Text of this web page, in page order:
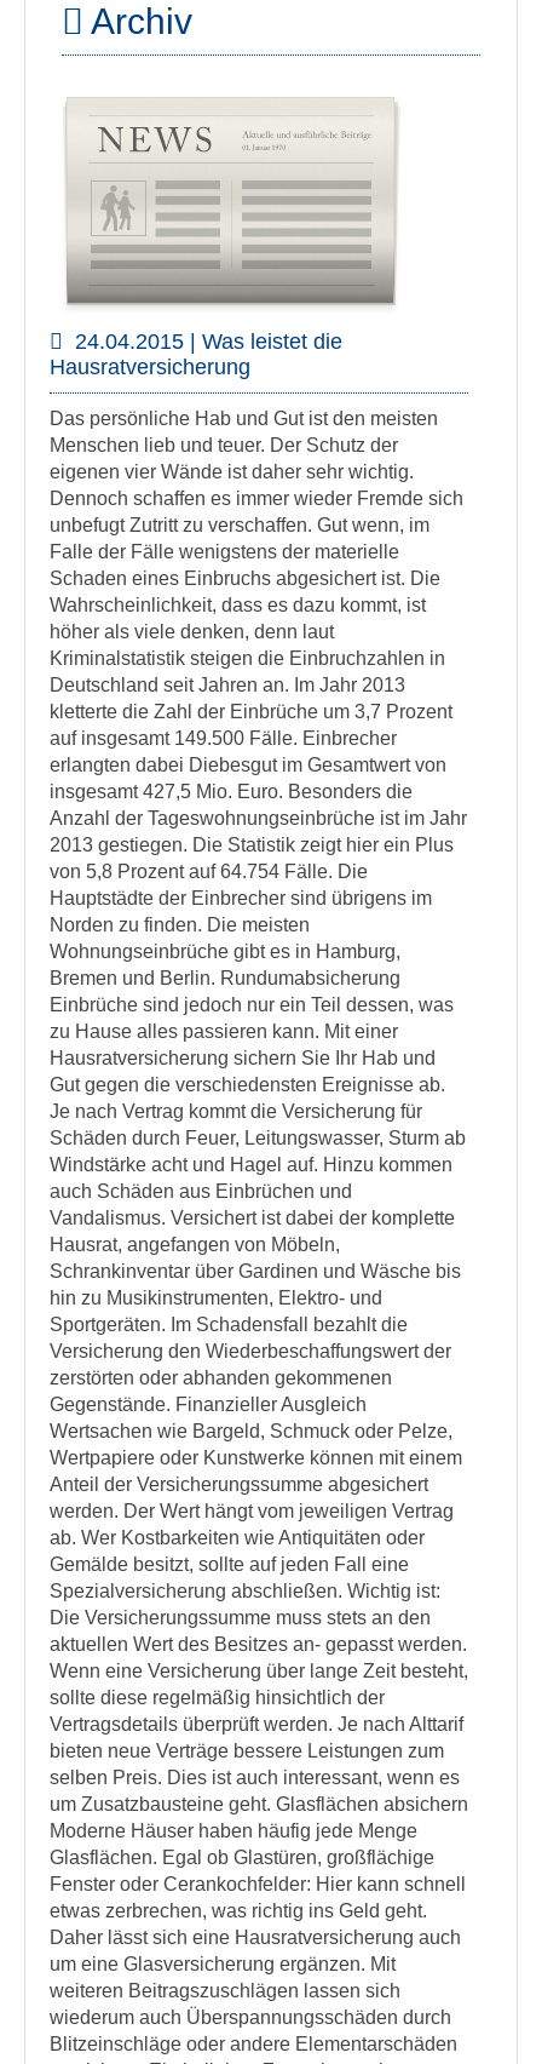
Archiv
24.04.2015 | Was leistet die
Hausratversicherung
Das persönliche Hab und Gut ist den meisten
Menschen lieb und teuer. Der Schutz der
eigenen vier Wände ist daher sehr wichtig.
Dennoch schaffen es immer wieder Fremde sich
unbefugt Zutritt zu verschaffen. Gut wenn, im
Falle der Fälle wenigstens der materielle
Schaden eines Einbruchs abgesichert ist. Die
Wahrscheinlichkeit, dass es dazu kommt, ist
höher als viele denken, denn laut
Kriminalstatistik steigen die Einbruchzahlen in
Deutschland seit Jahren an. Im Jahr 2013
kletterte die Zahl der Einbrüche um 3,7 Prozent
auf insgesamt 149.500 Fälle. Einbrecher
erlangten dabei Diebesgut im Gesamtwert von
insgesamt 427,5 Mio. Euro. Besonders die
Anzahl der Tageswohnungseinbrüche ist im Jahr
2013 gestiegen. Die Statistik zeigt hier ein Plus
von 5,8 Prozent auf 64.754 Fälle. Die
Hauptstädte der Einbrecher sind übrigens im
Norden zu finden. Die meisten
Wohnungseinbrüche gibt es in Hamburg,
Bremen und Berlin. Rundumabsicherung
Einbrüche sind jedoch nur ein Teil dessen, was
zu Hause alles passieren kann. Mit einer
Hausratversicherung sichern Sie Ihr Hab und
Gut gegen die verschiedensten Ereignisse ab.
Je nach Vertrag kommt die Versicherung für
Schäden durch Feuer, Leitungswasser, Sturm ab
Windstärke acht und Hagel auf. Hinzu kommen
auch Schäden aus Einbrüchen und
Vandalismus. Versichert ist dabei der komplette
Hausrat, angefangen von Möbeln,
Schrankinventar über Gardinen und Wäsche bis
hin zu Musikinstrumenten, Elektro- und
Sportgeräten. Im Schadensfall bezahlt die
Versicherung den Wiederbeschaffungswert der
zerstörten oder abhanden gekommenen
Gegenstände. Finanzieller Ausgleich
Wertsachen wie Bargeld, Schmuck oder Pelze,
Wertpapiere oder Kunstwerke können mit einem
Anteil der Versicherungssumme abgesichert
werden. Der Wert hängt vom jeweiligen Vertrag
ab. Wer Kostbarkeiten wie Antiquitäten oder
Gemälde besitzt, sollte auf jeden Fall eine
Spezialversicherung abschließen. Wichtig ist:
Die Versicherungssumme muss stets an den
aktuellen Wert des Besitzes an- gepasst werden.
Wenn eine Versicherung über lange Zeit besteht,
sollte diese regelmäßig hinsichtlich der
Vertragsdetails überprüft werden. Je nach Alttarif
bieten neue Verträge bessere Leistungen zum
selben Preis. Dies ist auch interessant, wenn es
um Zusatzbausteine geht. Glasflächen absichern
Moderne Häuser haben häufig jede Menge
Glasflächen. Egal ob Glastüren, großflächige
Fenster oder Cerankochfelder: Hier kann schnell
etwas zerbrechen, was richtig ins Geld geht.
Daher lässt sich eine Hausratversicherung auch
um eine Glasversicherung ergänzen. Mit
weiteren Beitragszuschlägen lassen sich
wiederum auch Überspannungsschäden durch
Blitzeinschläge oder andere Elementarschäden